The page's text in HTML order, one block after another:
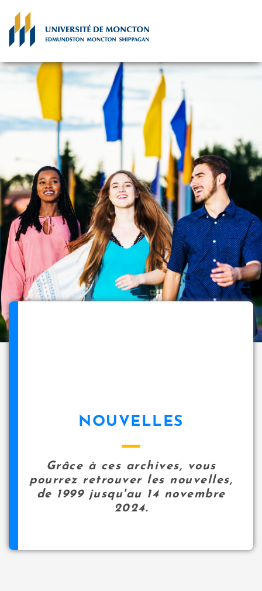
NOUVELLES
Grâce à ces archives, vous
pourrez retrouver les nouvelles,
de 1999 jusqu'au 14 novembre
2024.